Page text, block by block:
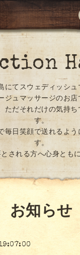
てスウェディッシュ
ジュマッサージのお店
ただそれだけの気持ち
す。
毎日笑顔で送れるよう
す。
される方へ心身とも
お知らせ